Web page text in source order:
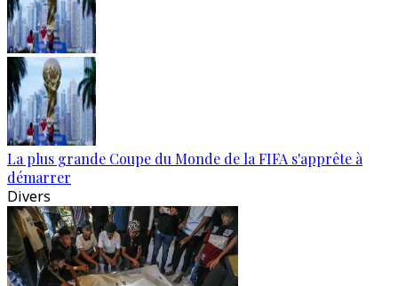
La plus grande Coupe du Monde de la FIFA s'apprête à
démarrer
Divers